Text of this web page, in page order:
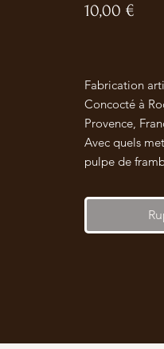
10,00 €
Fabrication
Concocté à
Provence,
Avec quels
pulpe de
pour déglacer
l’escalope de
queue de lotte,